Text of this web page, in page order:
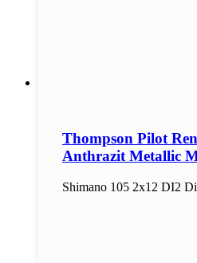
Thompson Pilot
Anthrazit Metallic
Shimano 105 2x12 DI2